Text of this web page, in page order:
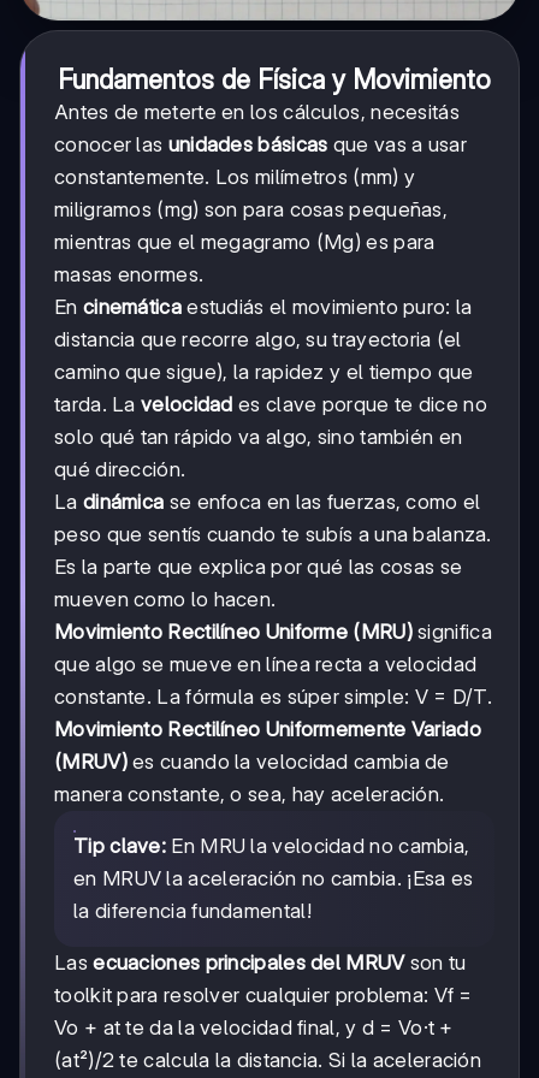
Fundamentos de Física y Movimiento
Antes de meterte en los cálculos, necesitás
conocer las unidades básicas que vas a usar
constantemente. Los milímetros (mm) y
miligramos (mg) son para cosas pequeñas,
mientras que el megagramo (Mg) es para
masas enormes.
En cinemáticaestudiás el movimiento puro: la
distancia que recorre algo, su trayectoria (el
camino que sigue), la rapidez y el tiempo que
tarda. La velocidad es clave porque te dice no
solo qué tan rápido va algo, sino también en
qué dirección.
La dinámica se enfoca en las fuerzas, como el
peso que sentís cuando te subís a una balanza.
Es la parte que explica por qué las cosas se
mueven como lo hacen.
Movimiento Rectilíneo Uniforme (MRU)significa
que algo se mueve en línea recta a velocidad
constante. La fórmula es súper simple: V = D/T.
Movimiento Rectilíneo Uniformemente Variado
(MRUV)es cuando la velocidad cambia de
manera constante, o sea, hay aceleración.
Tip clave: En MRU la velocidad no cambia,
en MRUV la aceleración no cambia. ¡Esa es
la diferencia fundamental!
Lasecuaciones principales del MRUVson tu
toolkit para resolver cualquier problema: Vf =
Vo + at te da la velocidad final, y d = Vo·t +
(at²)/2 te calcula la distancia. Si la aceleración